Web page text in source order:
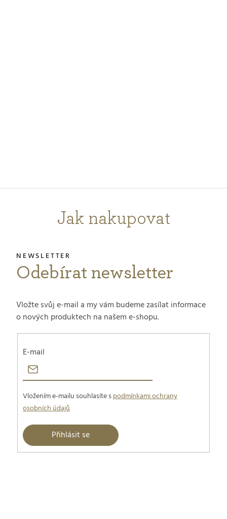
Jak nakupovat
Odebírat newsletter
Vložte svůj e-mail a my vám budeme zasílat informace
o nových produktech na našem e-shopu.
E-mail
Vložením e-mailu souhlasíte spodmínkami ochrany
osobních údajů
Přihlásit se